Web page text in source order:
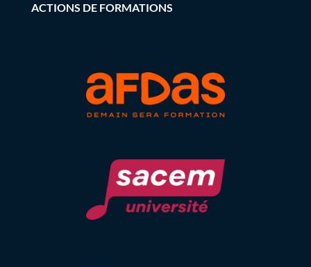
ACTIONS DE FORMATIONS